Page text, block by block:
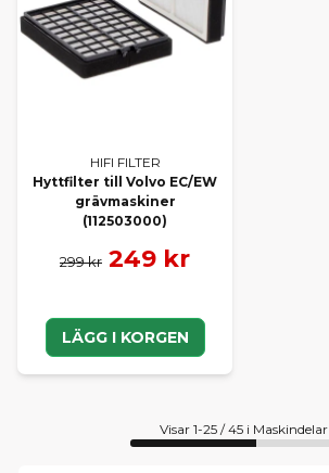
HIFI FILTER
Hyttfilter till Volvo EC/EW
grävmaskiner
(112503000)
299 kr 249 kr
LÄGG I KORGEN
Visar 1-25 / 45 i Maskindelar